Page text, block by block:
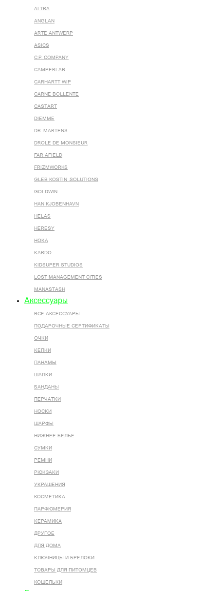
ALTRA
ANGLAN
ARTE ANTWERP
ASICS
C.P. COMPANY
CAMPERLAB
CARHARTT WIP
CARNE BOLLENTE
CASTART
DIEMME
DR. MARTENS
DROLE DE MONSIEUR
FAR AFIELD
FRIZMWORKS
GLEB KOSTIN .SOLUTIONS
GOLDWIN
HAN KJOBENHAVN
HELAS
HERESY
HOKA
KARDO
KIDSUPER STUDIOS
LOST MANAGEMENT CITIES
MANASTASH
Аксессуары
ВСЕ AКСЕССУАРЫ
ПОДАРОЧНЫЕ СЕРТИФИКАТЫ
ОЧКИ
КЕПКИ
ПАНАМЫ
ШАПКИ
БАНДАНЫ
ПЕРЧАТКИ
НОСКИ
ШАРФЫ
НИЖНЕЕ БЕЛЬЕ
СУМКИ
РЕМНИ
РЮКЗАКИ
УКРАШЕНИЯ
КОСМЕТИКА
ПАРФЮМЕРИЯ
КЕРАМИКА
ДРУГОЕ
ДЛЯ ДОМА
КЛЮЧНИЦЫ И БРЕЛОКИ
ТОВАРЫ ДЛЯ ПИТОМЦЕВ
КОШЕЛЬКИ